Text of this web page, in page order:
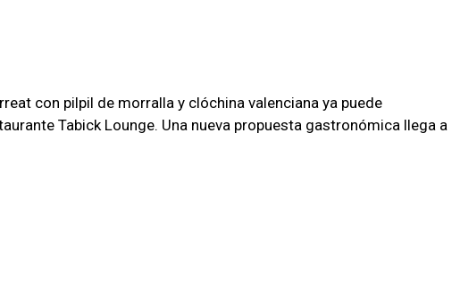
con pilpil de morralla y clóchina valenciana ya puede
Tabick Lounge. Una nueva propuesta gastronómica llega a